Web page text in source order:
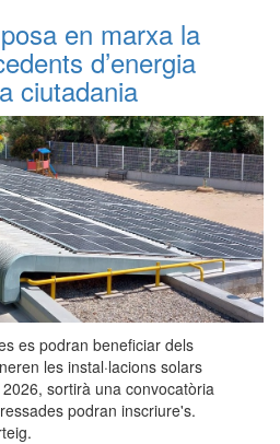
en marxa la
d’energia
ciutadania
es podran beneficiar dels
les instal·lacions solars
sortirà una convocatòria
podran inscriure's.